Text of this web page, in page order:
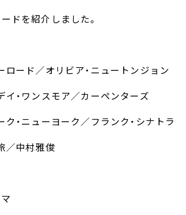
ドを紹介しました。
ード／オリビア・ニュートンジョン
・ワンスモア／カーペンターズ
・ニューヨーク／フランク・シナトラ
中村雅俊